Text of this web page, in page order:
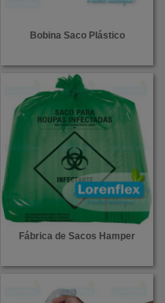
Bobina Saco Plástico
Fábrica de Sacos Hamper